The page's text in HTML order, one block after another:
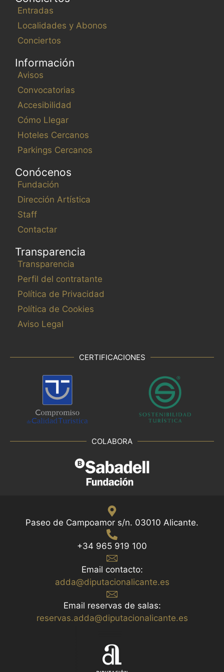
Entradas
Localidades y Abonos
Conciertos
Información
Avisos
Convocatorias
Accesibilidad
Cómo Llegar
Hoteles Cercanos
Parkings Cercanos
Conócenos
Fundación
Dirección Artística
Staff
Contactar
Transparencia
Transparencia
Perfil del contratante
Política de Privacidad
Política de Cookies
Aviso Legal
CERTIFICACIONES
COLABORA
Paseo de Campoamor s/n. 03010 Alicante.
+34 965 919 100
Email contacto:
adda@diputacionalicante.es
Email reservas de salas:
reservas.adda@diputacionalicante.es